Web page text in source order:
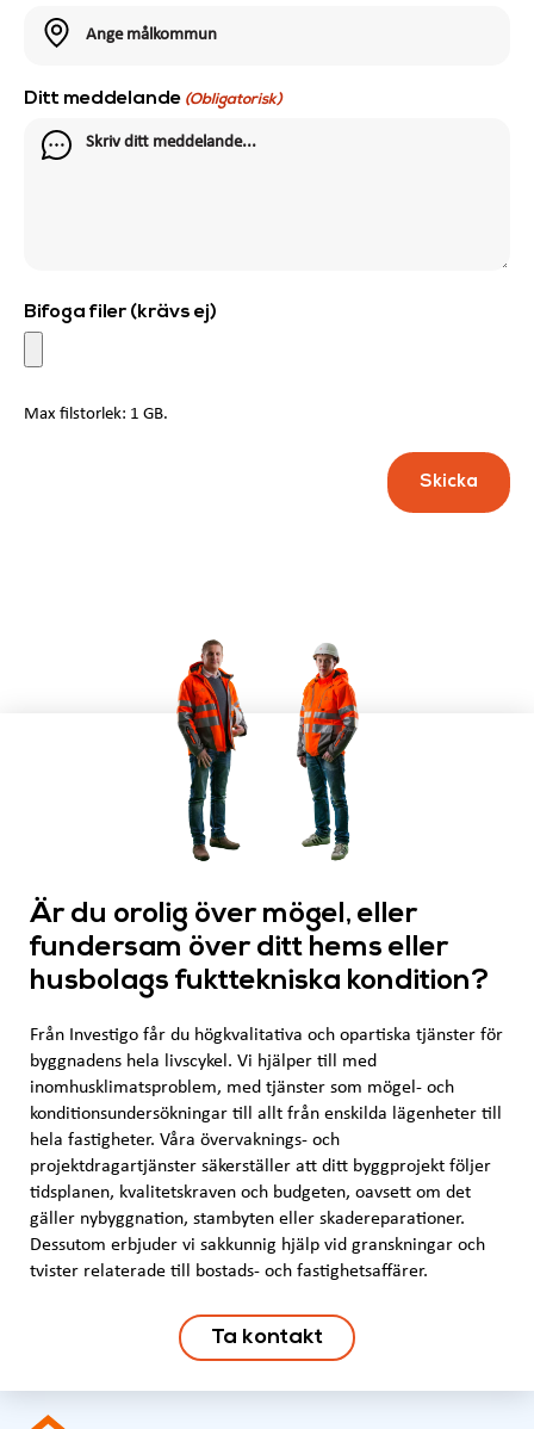
Ditt meddelande (Obligatorisk)
Bifoga filer (krävs ej)
Max filstorlek: 1 GB.
Är du orolig över mögel, eller
fundersam över ditt hems eller
husbolags fukttekniska kondition?
Från Investigo får du högkvalitativa och opartiska tjänster för
byggnadens hela livscykel. Vi hjälper till med
inomhusklimatsproblem, med tjänster som mögel- och
konditionsundersökningar till allt från enskilda lägenheter till
hela fastigheter. Våra övervaknings- och
projektdragartjänster säkerställer att ditt byggprojekt följer
tidsplanen, kvalitetskraven och budgeten, oavsett om det
gäller nybyggnation, stambyten eller skadereparationer.
Dessutom erbjuder vi sakkunnig hjälp vid granskningar och
tvister relaterade till bostads- och fastighetsaffärer.
Ta kontakt